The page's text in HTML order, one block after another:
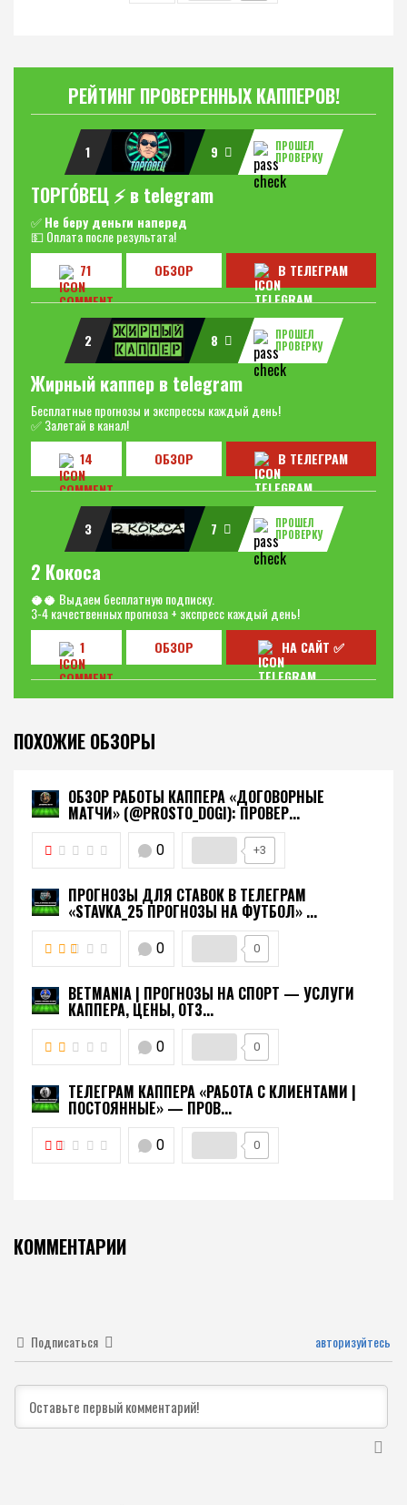
РЕЙТИНГ ПРОВЕРЕННЫХ КАППЕРОВ!
1 9
ПРОШЕЛ
ПРОВЕРКУ
ТОРГО́ВЕЦ ⚡️ в telegram
✅Не беру деньги наперед
💵 Оплата после результата!
71
ОБЗОР В ТЕЛЕГРАМ
2 8
ПРОШЕЛ
ПРОВЕРКУ
Жирный каппер в telegram
Бесплатные прогнозы и экспрессы каждый день!
✅ Залетай в канал!
14
ОБЗОР В ТЕЛЕГРАМ
3 7
ПРОШЕЛ
ПРОВЕРКУ
2 Кокоса
🥥🥥 Выдаем бесплатную подписку.
3-4 качественных прогноза + экспресс каждый день!
1
ОБЗОР НА САЙТ ✅
ПОХОЖИЕ ОБЗОРЫ
ОБЗОР РАБОТЫ КАППЕРА «ДОГОВОРНЫЕ
МАТЧИ» (@PROSTO_DOGI): ПРОВЕР...
0 +3
ПРОГНОЗЫ ДЛЯ СТАВОК В ТЕЛЕГРАМ
«STAVKA_25 ПРОГНОЗЫ НА ФУТБОЛ» ...
0 0
BETMANIA | ПРОГНОЗЫ НА СПОРТ — УСЛУГИ
КАППЕРА, ЦЕНЫ, ОТЗ...
0 0
ТЕЛЕГРАМ КАППЕРА «РАБОТА С КЛИЕНТАМИ |
ПОСТОЯННЫЕ» — ПРОВ...
0 0
КОММЕНТАРИИ
Подписаться авторизуйтесь